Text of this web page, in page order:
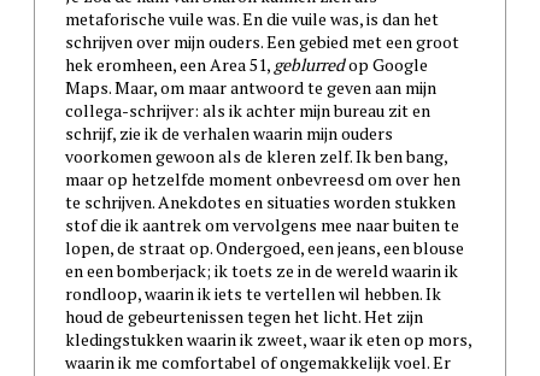
metaforische vuile was. En die vuile was, is dan het
schrijven over mijn ouders. Een gebied met een groot
hek eromheen, een Area 51, geblurredop Google
Maps. Maar, om maar antwoord te geven aan mijn
collega-schrijver: als ik achter mijn bureau zit en
schrijf, zie ik de verhalen waarin mijn ouders
voorkomen gewoon als de kleren zelf. Ik ben bang,
maar op hetzelfde moment onbevreesd om over hen
te schrijven. Anekdotes en situaties worden stukken
stof die ik aantrek om vervolgens mee naar buiten te
lopen, de straat op. Ondergoed, een jeans, een blouse
en een bomberjack; ik toets ze in de wereld waarin ik
rondloop, waarin ik iets te vertellen wil hebben. Ik
houd de gebeurtenissen tegen het licht. Het zijn
kledingstukken waarin ik zweet, waar ik eten op mors,
waarin ik me comfortabel of ongemakkelijk voel. Er